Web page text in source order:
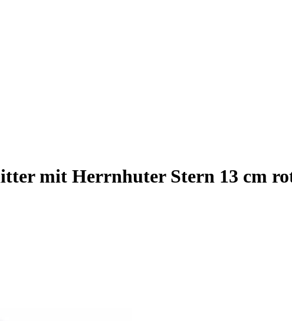
mit Herrnhuter Stern 13 cm